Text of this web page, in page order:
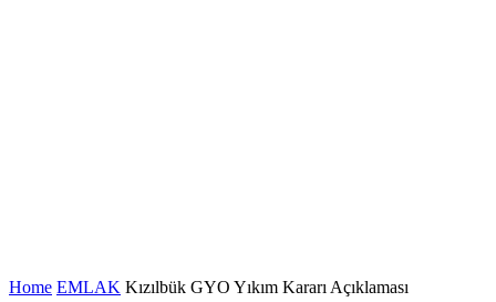
Home EMLAK Kızılbük GYO Yıkım Kararı Açıklaması